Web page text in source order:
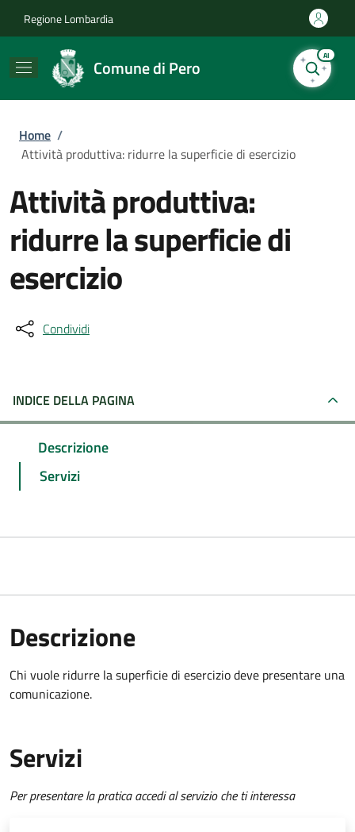
Regione Lombardia
Comune di Pero
AI
Briciole di pane
Home /
Attività produttiva: ridurre la superficie di esercizio
Attività produttiva:
ridurre la superficie di
esercizio
Condividi
INDICE DELLA PAGINA
Descrizione
Servizi
Descrizione
Chi vuole ridurre la superficie di esercizio deve presentare una
comunicazione.
Servizi
Per presentare la pratica accedi al servizio che ti interessa